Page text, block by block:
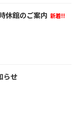
休館のご案内 新着!!
らせ